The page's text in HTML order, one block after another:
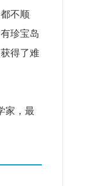
不顺
珍宝岛
得了难
家，最